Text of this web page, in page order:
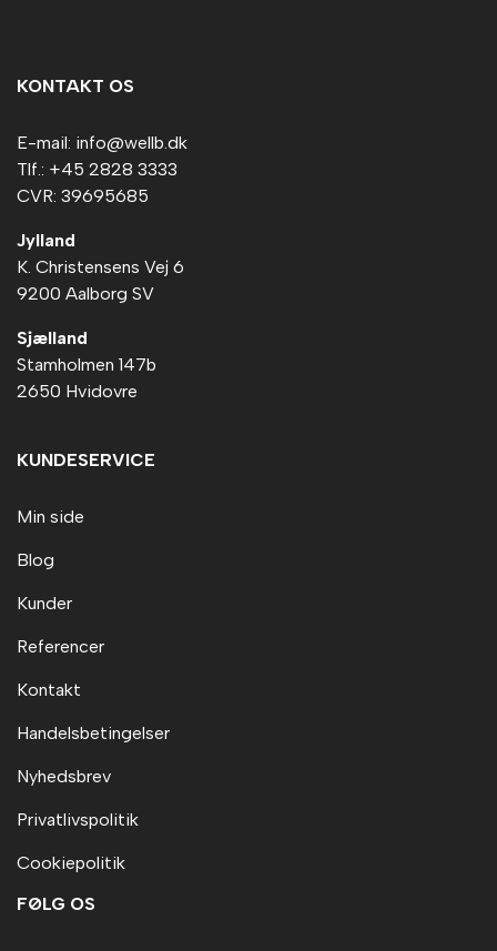
KONTAKT OS
E-mail: info@wellb.dk
Tlf.: +45 2828 3333
CVR: 39695685
Jylland
K. Christensens Vej 6
9200 Aalborg SV
Sjælland
Stamholmen 147b
2650 Hvidovre
KUNDESERVICE
Min side
Blog
Kunder
Referencer
Kontakt
Handelsbetingelser
Nyhedsbrev
Privatlivspolitik
Cookiepolitik
FØLG OS